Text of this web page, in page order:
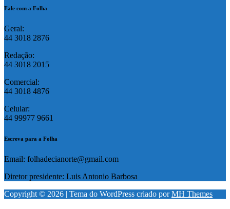
Fale com a Folha
Geral:
44 3018 2876
Redação:
44 3018 2015
Comercial:
44 3018 4876
Celular:
44 99977 9661
Escreva para a Folha
Email: folhadecianorte@gmail.com
Diretor presidente: Luis Antonio Barbosa
Copyright © 2026 | Tema do WordPress criado porMH Themes